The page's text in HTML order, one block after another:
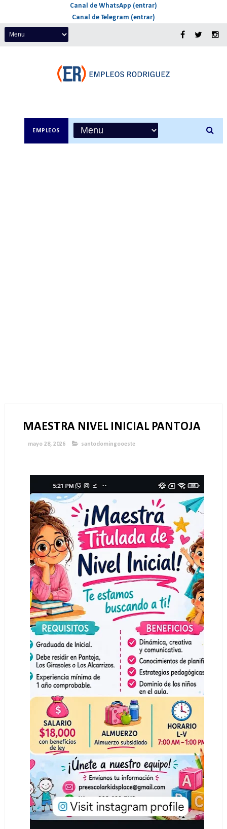
Canal de WhatsApp (entrar)
Canal de Telegram (entrar)
EMPLEOS
MAESTRA NIVEL INICIAL PANTOJA
mayo 28, 2026 santodomingooeste